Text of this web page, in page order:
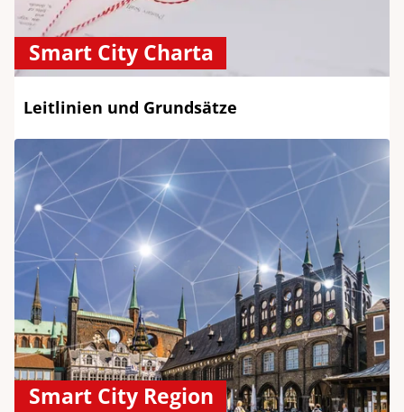
Smart City Charta
Leitlinien und Grundsätze
Smart City Region